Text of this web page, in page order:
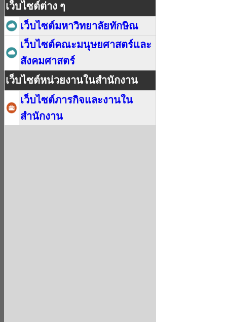
เว็บไซต์ต่าง ๆ
เว็บไซต์มหาวิทยาลัยทักษิณ
เว็บไซต์คณะมนุษยศาสตร์และ
สังคมศาสตร์
เว็บไซต์หน่วยงานในสำนักงาน
เว็บไซต์ภารกิจและงานใน
สำนักงาน